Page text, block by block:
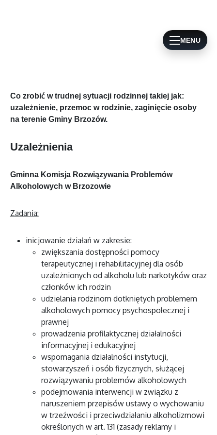
MENU
Co zrobić w trudnej sytuacji rodzinnej takiej jak:
uzależnienie, przemoc w rodzinie, zaginięcie osoby
na terenie Gminy Brzozów.
Uzależnienia
Gminna Komisja Rozwiązywania Problemów
Alkoholowych w Brzozowie
Zadania:
inicjowanie działań w zakresie:
zwiększania dostępności pomocy
terapeutycznej i rehabilitacyjnej dla osób
uzależnionych od alkoholu lub narkotyków oraz
członków ich rodzin
udzielania rodzinom dotkniętych problemem
alkoholowych pomocy psychospołecznej i
prawnej
prowadzenia profilaktycznej działalności
informacyjnej i edukacyjnej
wspomagania działalności instytucji,
stowarzyszeń i osób fizycznych, służącej
rozwiązywaniu problemów alkoholowych
podejmowania interwencji w związku z
naruszeniem przepisów ustawy o wychowaniu
w trzeźwości i przeciwdziałaniu alkoholizmowi
określonych w art. 131 (zasady reklamy i